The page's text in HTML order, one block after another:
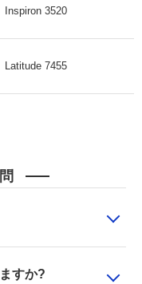
Inspiron 3520
Latitude 7455
すか?